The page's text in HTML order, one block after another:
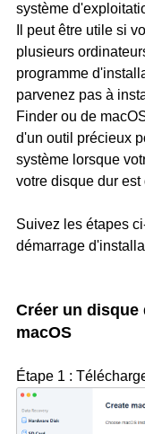
système
Il peut être utile si
plusieurs
programme
parvenez pas à
Finder ou de
d'un outil précieux
système lorsque
votre disque dur est
Suivez les étapes
démarrage
Créer un disque
macOS
Étape 1 :